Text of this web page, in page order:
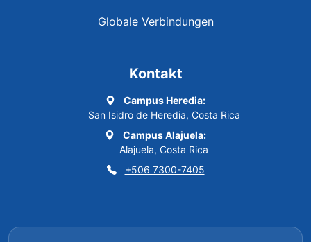
Globale Verbindungen
Kontakt
Campus Heredia:
San Isidro de Heredia, Costa Rica
Campus Alajuela:
Alajuela, Costa Rica
+506 7300-7405